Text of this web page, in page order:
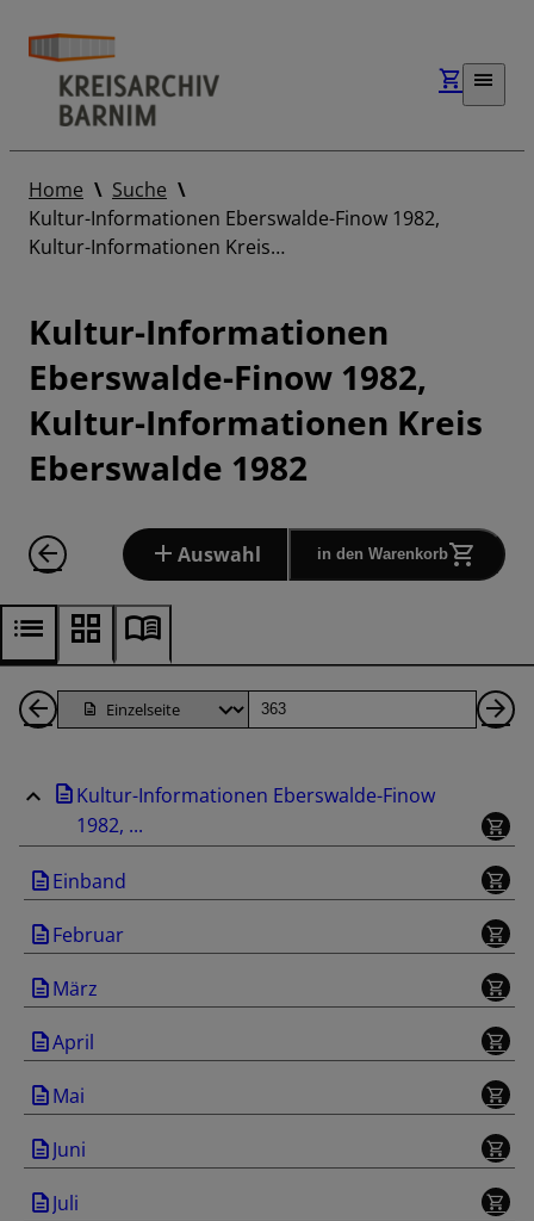
Home
Suche
Kultur-Informationen Eberswalde-Finow 1982,
Kultur-Informationen Kreis…
Kultur-Informationen
Eberswalde-Finow 1982,
Kultur-Informationen Kreis
Eberswalde 1982
Auswahl in den Warenkorb
1
zurück
Seite
Kultur-Informationen Eberswalde-Finow
1982, ...
Einband
Februar
März
April
Mai
Juni
Juli